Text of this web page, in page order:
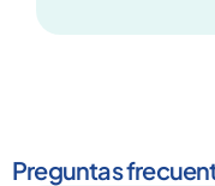
Preguntas